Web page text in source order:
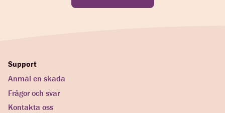
Support
Anmäl en skada
Frågor och svar
Kontakta oss